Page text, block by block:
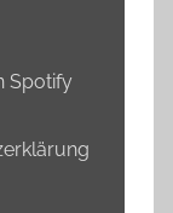
Spotify